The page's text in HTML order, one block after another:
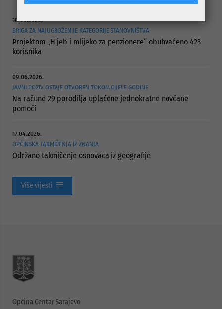
10.06.2026.
BRIGA ZA NAJUGROŽENIJE KATEGORIJE STANOVNIŠTVA
Projektom „Hljeb i mlijeko za penzionere“ obuhvaćeno 423
korisnika
09.06.2026.
JAVNI POZIV OSTAJE OTVOREN TOKOM CIJELE GODINE
Na račune 29 porodilja uplaćene jednokratne novčane
pomoći
17.04.2026.
OPĆINSKA TAKMIČENJA IZ ZNANJA
Održano takmičenje osnovaca iz geografije
Više vijesti
Općina Centar Sarajevo